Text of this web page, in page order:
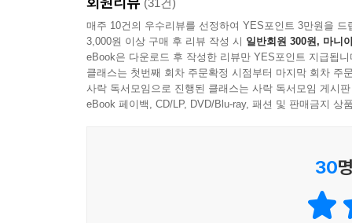
“사람들이 저마다 꽃이라는 것을 잘 몰라서, 내
했고 아주 허황한 이별을 여러 번 겪기도 했다. 저
한 권을 또 낼 수 있었다. 서툴고 모자라지만 그러
(31건)
매주 10건의 우수리뷰를 선정하여 YES포인트 3만원을 드
3,000원 이상 구매 후 리뷰 작성 시 일반회원 300원, 마니
eBook은 다운로드 후 작성한 리뷰만 YES포인트 지급됩니
클래스는 첫번째 회차 주문확정 시점부터 마지막 회차 주
사락 독서모임으로 진행된 클래스는 사락 독서모임 게시
eBook 페이백, CD/LP, DVD/Blu-ray, 패션 및 판매금지 상
30